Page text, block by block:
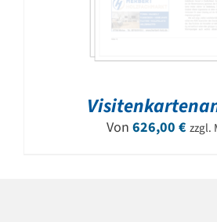
Von 626,00 € zzgl.